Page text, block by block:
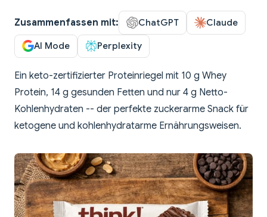
Zusammenfassen mit: ChatGPT Claude
AI Mode Perplexity
Ein keto-zertifizierter Proteinriegel mit 10 g Whey
Protein, 14 g gesunden Fetten und nur 4 g Netto-
Kohlenhydraten -- der perfekte zuckerarme Snack für
ketogene und kohlenhydratarme Ernährungsweisen.